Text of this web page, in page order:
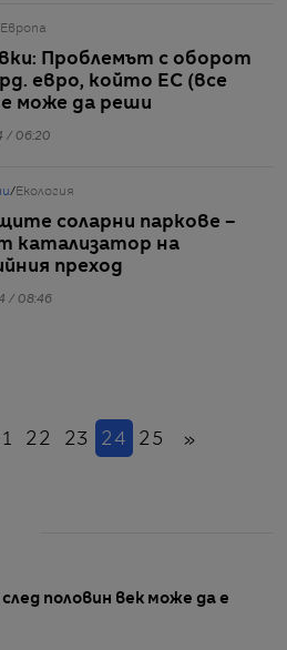
Европа
Проблемът с оборот
евро, който ЕС (все
може да реши
/ 06:20
/ Екология
соларни паркове –
катализатор на
преход
/ 08:46
22 23 24 (настоящ)
25 »Напред
половин век може да е